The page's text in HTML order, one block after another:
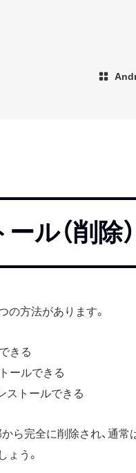
ル（削除
の方法があります。
きる
ールできる
ストールできる
ら完全に削除され、通常
ょう。